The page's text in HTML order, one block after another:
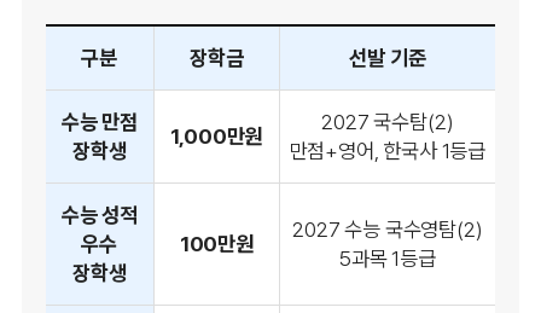
구분 장학금 선발 기준
수능 만점
장학생
1,000만원
2027 국수탐(2)
만점+영어, 한국사 1등급
수능 성적
우수
장학생
100만원
2027 수능 국수영탐(2)
5과목 1등급